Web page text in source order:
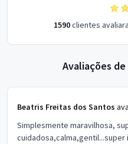
1590clientes
Avaliações
Beatris Freitas dos Santos
Simplesmente maravilhosa,
cuidadosa,calma,gentil...super